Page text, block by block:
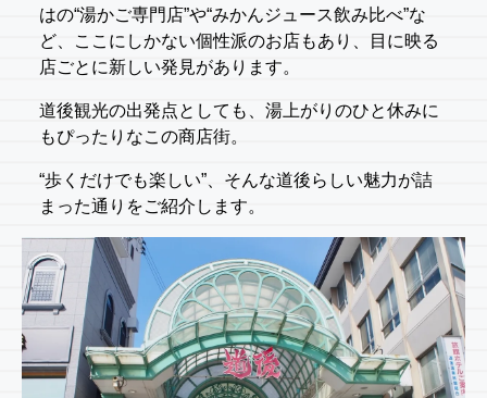
はの“湯かご専門店”や“みかんジュース飲み比べ”な
ど、ここにしかない個性派のお店もあり、目に映る
店ごとに新しい発見があります。
道後観光の出発点としても、湯上がりのひと休みに
もぴったりなこの商店街。
“歩くだけでも楽しい”、そんな道後らしい魅力が詰
まった通りをご紹介します。